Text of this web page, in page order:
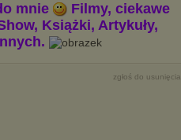
mnie
Filmy, ciekawe
Książki, Artykuły,
zgłoś do usunięcia